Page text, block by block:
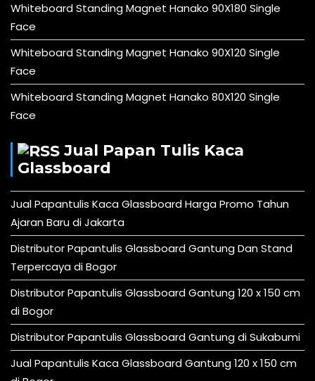
Whiteboard Standing Magnet Hanako 90X180 Single
Face
Whiteboard Standing Magnet Hanako 90X120 Single
Face
Whiteboard Standing Magnet Hanako 80X120 Single
Face
Jual Papan Tulis Kaca
Glassboard
Jual Papantulis Kaca Glassboard Harga Promo Tahun
Ajaran Baru di Jakarta
Distributor Papantulis Glassboard Gantung Dan Stand
Terpercaya di Bogor
Distributor Papantulis Glassboard Gantung 120 x 150 cm
di Bogor
Distributor Papantulis Glassboard Gantung di Sukabumi
Jual Papantulis Kaca Glassboard Gantung 120 x 150 cm